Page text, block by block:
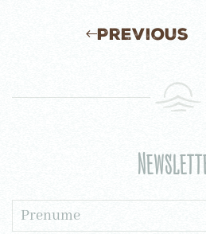
Previous